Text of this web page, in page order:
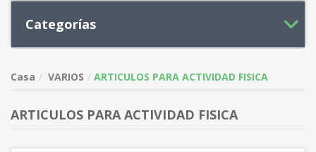
Categorías
Casa VARIOS ARTICULOS PARA ACTIVIDAD FISICA
ARTICULOS PARA ACTIVIDAD FISICA